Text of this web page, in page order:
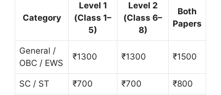
Category
Level 1
(Class 1–
5)
Level 2
(Class 6–
8)
Both
Papers
General /
OBC / EWS
₹1300 ₹1300 ₹1500
SC / ST ₹700 ₹700 ₹800